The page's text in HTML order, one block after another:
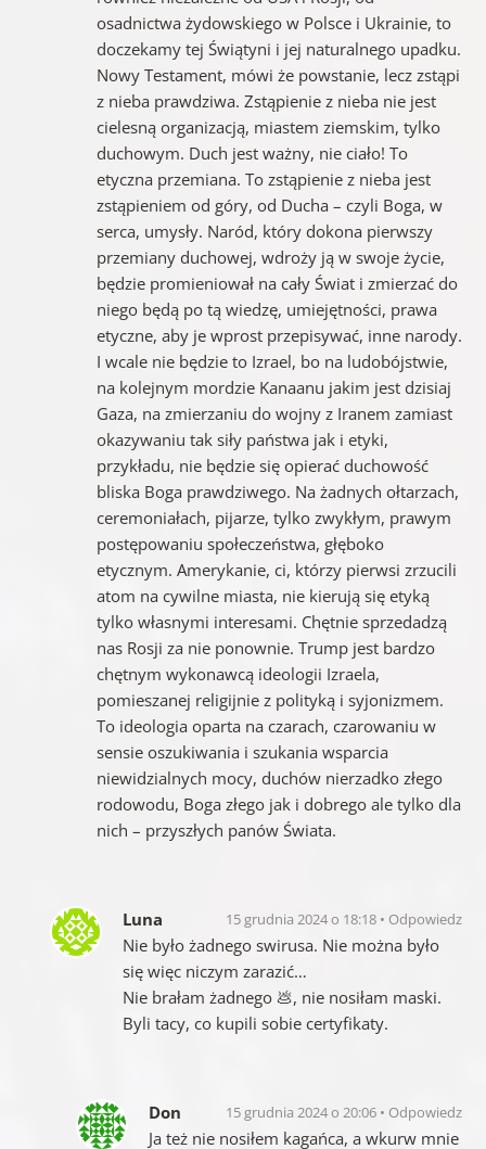
osadnictwa żydowskiego w Polsce i Ukrainie, to
doczekamy tej Świątyni i jej naturalnego upadku.
Nowy Testament, mówi że powstanie, lecz zstąpi
z nieba prawdziwa. Zstąpienie z nieba nie jest
cielesną organizacją, miastem ziemskim, tylko
duchowym. Duch jest ważny, nie ciało! To
etyczna przemiana. To zstąpienie z nieba jest
zstąpieniem od góry, od Ducha – czyli Boga, w
serca, umysły. Naród, który dokona pierwszy
przemiany duchowej, wdroży ją w swoje życie,
będzie promieniował na cały Świat i zmierzać do
niego będą po tą wiedzę, umiejętności, prawa
etyczne, aby je wprost przepisywać, inne narody.
I wcale nie będzie to Izrael, bo na ludobójstwie,
na kolejnym mordzie Kanaanu jakim jest dzisiaj
Gaza, na zmierzaniu do wojny z Iranem zamiast
okazywaniu tak siły państwa jak i etyki,
przykładu, nie będzie się opierać duchowość
bliska Boga prawdziwego. Na żadnych ołtarzach,
ceremoniałach, pijarze, tylko zwykłym, prawym
postępowaniu społeczeństwa, głęboko
etycznym. Amerykanie, ci, którzy pierwsi zrzucili
atom na cywilne miasta, nie kierują się etyką
tylko własnymi interesami. Chętnie sprzedadzą
nas Rosji za nie ponownie. Trump jest bardzo
chętnym wykonawcą ideologii Izraela,
pomieszanej religijnie z polityką i syjonizmem.
To ideologia oparta na czarach, czarowaniu w
sensie oszukiwania i szukania wsparcia
niewidzialnych mocy, duchów nierzadko złego
rodowodu, Boga złego jak i dobrego ale tylko dla
nich – przyszłych panów Świata.
Luna 15 grudnia 2024 o 18:18 Odpowiedz
Nie było żadnego swirusa. Nie można było
się więc niczym zarazić…
Nie brałam żadnego 💩, nie nosiłam maski.
Byli tacy, co kupili sobie certyfikaty.
Don 15 grudnia 2024 o 20:06 Odpowiedz
Ja też nie nosiłem kagańca, a wkurw mnie